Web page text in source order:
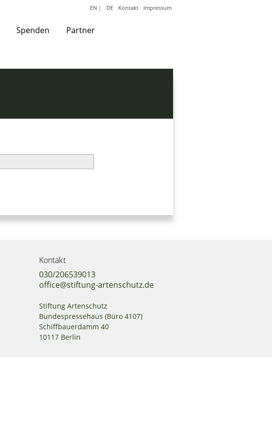
Spenden Partner
EN | DE Kontakt Impressum
Kontakt
030/206539013
office@stiftung-artenschutz.de
Stiftung Artenschutz
Bundespressehaus (Büro 4107)
Schiffbauerdamm 40
10117 Berlin